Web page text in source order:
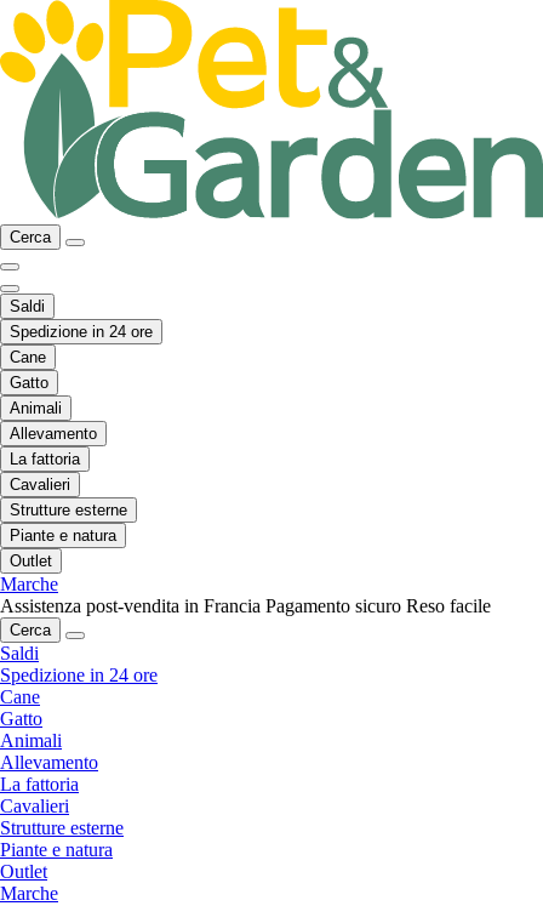
Cerca
Saldi
Spedizione in 24 ore
Cane
Gatto
Animali
Allevamento
La fattoria
Cavalieri
Strutture esterne
Piante e natura
Outlet
Marche
Assistenza post-vendita in Francia Pagamento sicuro Reso facile
Cerca
Saldi
Spedizione in 24 ore
Cane
Gatto
Animali
Allevamento
La fattoria
Cavalieri
Strutture esterne
Piante e natura
Outlet
Marche